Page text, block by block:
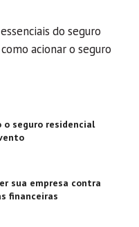
do seguro
acionar o seguro
o seguro residencial
sua empresa contra
financeiras